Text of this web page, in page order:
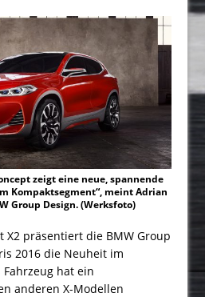
in der Corona-Krise, Teil 2
zeigt eine neue, spannende
Kompaktsegment“, meint Adrian
Group Design. (Werksfoto)
X2 präsentiert die BMW Group
2016 die Neuheit im
Fahrzeug hat ein
anderen X-Modellen